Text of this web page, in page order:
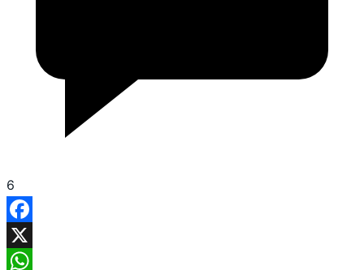
6
Facebook
X